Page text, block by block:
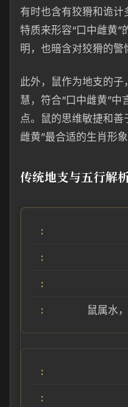
有时也含有狡猾和诡
特质来形容“口中雌黄”
明，也暗含对狡猾的警
此外，鼠作为地支的
慧，符合“口中雌黄”中
点。鼠的思维敏捷和善
雌黄”最合适的生肖形象
传统地支与五行解
鼠属水